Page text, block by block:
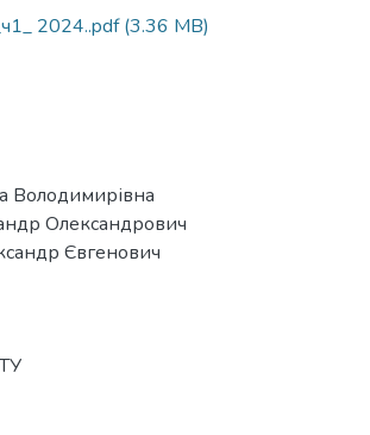
2024..pdf(3.36 MB)
Володимирівна
Олександрович
Євгенович